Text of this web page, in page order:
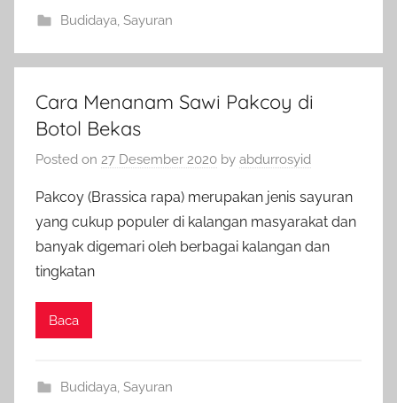
Budidaya Sayuran
Cara Menanam Sawi Pakcoy di
Botol Bekas
Posted on 27 Desember 2020 by abdurrosyid
Pakcoy (Brassica rapa) merupakan jenis sayuran
yang cukup populer di kalangan masyarakat dan
banyak digemari oleh berbagai kalangan dan
tingkatan
Baca
Budidaya, Sayuran